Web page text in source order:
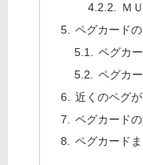
Ｍ
ペグカード
ペグカ
ペグカ
近くのペグ
ペグカード
ペグカード